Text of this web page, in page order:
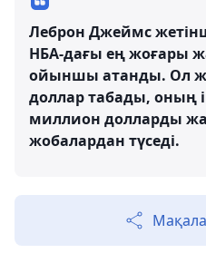
Леброн Джеймс
НБА-дағы ең жоғары
ойыншы атанды. Ол
доллар табады, оның
миллион долларды
жобалардан түседі.